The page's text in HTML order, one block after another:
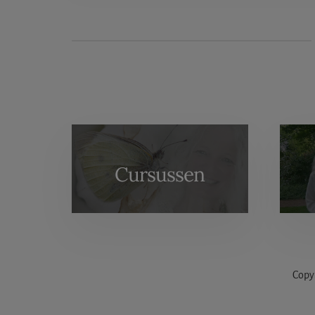
Content
Cursussen